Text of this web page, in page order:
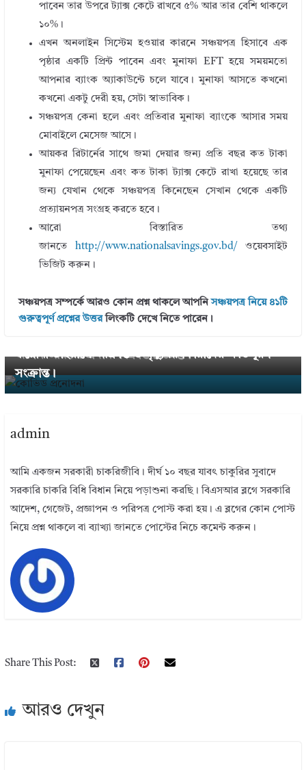
পাবেন তার উপরে ট্যাক্স কেটে রাখবে ৫% আর তার বেশি থাকলে
১০%।
এখন অনলাইন সিস্টেম হওয়ার কারনে সঞ্চয়পত্র হিসাবে এক
পৃষ্ঠার একটি প্রিন্ট পাবেন এবং মুনাফা EFT হয়ে সময়মতো
আপনার ব্যাংক অ্যাকাউন্টে চলে যাবে। মুনাফা আসতে কখনো
কখনো একটু দেরী হয়, সেটা স্বাভাবিক।
সঞ্চয়পত্র কেনা হলে এবং প্রতিবার মুনাফা ব্যাংকে আসার সময়
মোবাইলে মেসেজ আসে।
আয়কর রিটার্নের সাথে জমা দেয়ার জন্য প্রতি বছর কত টাকা
মুনাফা পেয়েছেন এবং কত টাকা ট্যাক্স কেটে রাখা হয়েছে তার
জন্য যেখান থেকে সঞ্চয়পত্র কিনেছেন সেখান থেকে একটি
প্রত্যায়নপত্র সংগ্রহ করতে হবে।
আরো বিস্তারিত তথ্য
জানতে http://www.nationalsavings.gov.bd/ ওয়েবসাইট
ভিজিট করুন।
সঞ্চয়পত্র সম্পর্কে আরও কোন প্রশ্ন থাকলে আপনিসঞ্চয়পত্র নিয়ে ৪১টি
গুরুত্বপূর্ণ প্রশ্নের উত্তরলিংকটি দেখে নিতে পারেন।
অগ্রিম আয়কর প্রদান সংক্রান্ত বিজ্ঞপ্তি।
করোনা ভাইরাসে আক্রান্ত ও মৃত্যুবরণকারীদের ক্ষতিপূরণ
সংক্রান্ত।
admin
আমি একজন সরকারী চাকরিজীবি। দীর্ঘ ১০ বছর যাবৎ চাকুরির সুবাদে
সরকারি চাকরি বিধি বিধান নিয়ে পড়াশুনা করছি। বিএসআর ব্লগে সরকারি
আদেশ, গেজেট, প্রজ্ঞাপন ও পরিপত্র পোস্ট করা হয়। এ ব্লগের কোন পোস্ট
নিয়ে প্রশ্ন থাকলে বা ব্যাখ্যা জানতে পোস্টের নিচে কমেন্ট করুন।
Share This Post:
আরও দেখুন